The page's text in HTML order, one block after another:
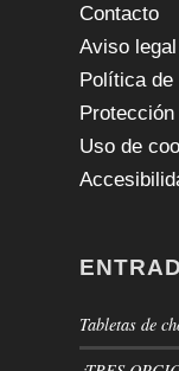
Contacto
Aviso legal
Política de
Uso de
Tabletas de